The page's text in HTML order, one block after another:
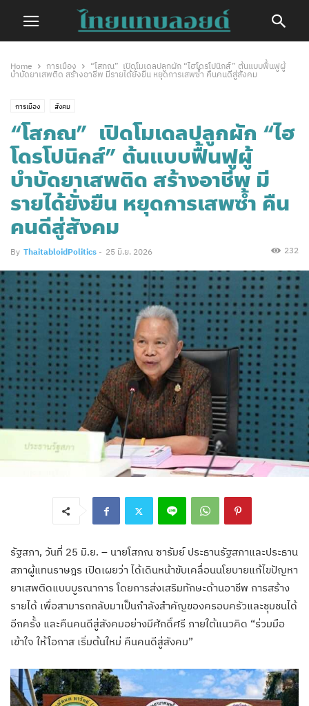
Home การเมือง
“โสภณ” เปิดโมเดลปลูกผัก “ไฮโดรโปนิกส์” ต้นแบบฟื้นฟูผู้
บำบัดยาเสพติด สร้างอาชีพ มีรายได้ยั่งยืน หยุดการเสพซ้ำ คืนคนดีสู่สังคม
การเมือง สังคม
“โสภณ” เปิดโมเดลปลูกผัก “ไฮ
โดรโปนิกส์” ต้นแบบฟื้นฟูผู้
บำบัดยาเสพติด สร้างอาชีพ มี
รายได้ยั่งยืน หยุดการเสพซ้ำ คืน
คนดีสู่สังคม
By ThaitabloidPolitics - 25 มิ.ย. 2026 232
รัฐสภา, วันที่ 25 มิ.ย. – นายโสภณ ซารัมย์ ประธานรัฐสภาและประธาน
สภาผู้แทนราษฎร เปิดเผยว่า ได้เดินหน้าขับเคลื่อนนโยบายแก้ไขปัญหา
ยาเสพติดแบบบูรณาการ โดยการส่งเสริมทักษะด้านอาชีพ การสร้าง
รายได้ เพื่อสามารถกลับมาเป็นกำลังสำคัญของครอบครัวและชุมชนได้
อีกครั้ง และคืนคนดีสู่สังคมอย่างมีศักดิ์ศรี ภายใต้แนวคิด “ร่วมมือ
เข้าใจ ให้โอกาส เริ่มต้นใหม่ คืนคนดีสู่สังคม”